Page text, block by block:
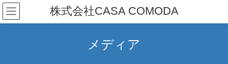
コ
ン
テ
ナ
ビ
ゲ
株式会社CASA COMODA
メディア